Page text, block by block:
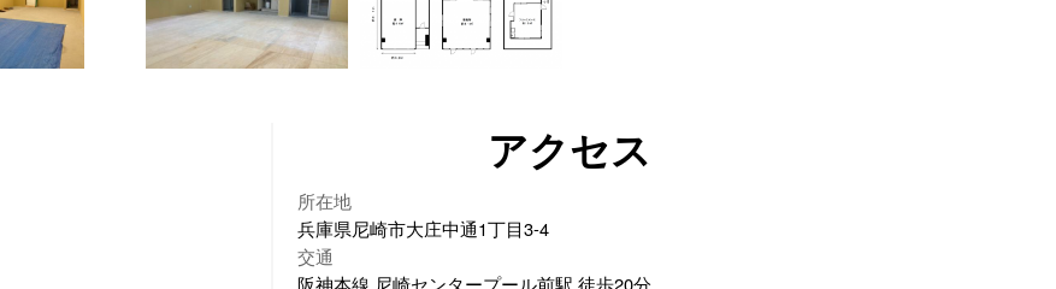
アクセス
所在地
兵庫県尼崎市大庄中通1丁目3-4
交通
阪神本線 尼崎センタープール前駅 徒歩20分